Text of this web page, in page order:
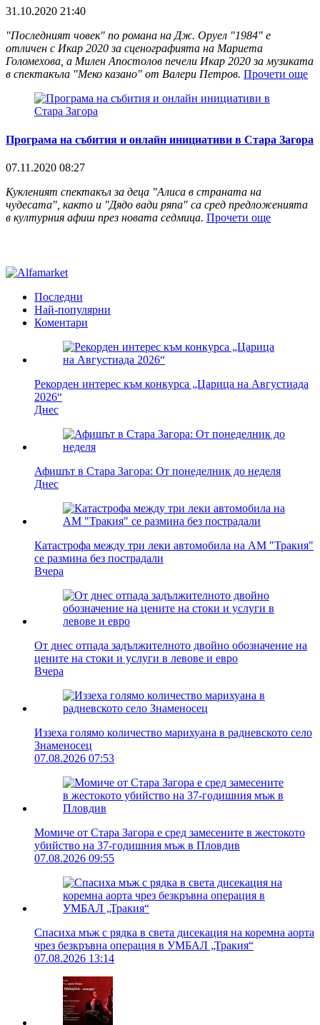
31.10.2020 21:40
"Последният човек" по романа на Дж. Оруел "1984" е
отличен с Икар 2020 за сценографията на Мариета
Голомехова, а Милен Апостолов печели Икар 2020 за музиката
в спектакъла "Меко казано" от Валери Петров. Прочети още
Програма на събития и онлайн инициативи в Стара Загора
07.11.2020 08:27
Кукленият спектакъл за деца "Алиса в страната на
чудесата", както и "Дядо вади ряпа" са сред предложенията
в културния афиш през новата седмица. Прочети още
Последни
Най-популярни
Коментари
Рекорден интерес към конкурса „Царица на Августиада
2026“
Днес
Афишът в Стара Загора: От понеделник до неделя
Днес
Катастрофа между три леки автомобила на АМ "Тракия"
се размина без пострадали
Вчера
От днес отпада задължителното двойно обозначение на
цените на стоки и услуги в левове и евро
Вчера
Иззеха голямо количество марихуана в радневското село
Знаменосец
07.08.2026 07:53
Момиче от Стара Загора е сред замесените в жестокото
убийство на 37-годишния мъж в Пловдив
07.08.2026 09:55
Спасиха мъж с рядка в света дисекация на коремна аорта
чрез безкръвна операция в УМБАЛ „Тракия“
07.08.2026 13:14